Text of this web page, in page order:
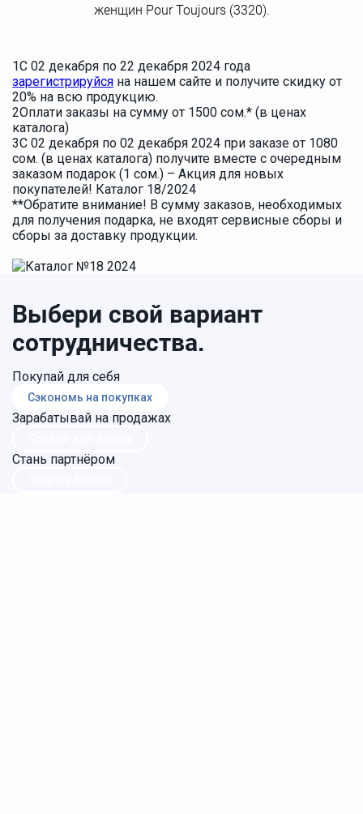
женщин Pour Toujours (3320).
1С 02 декабря по 22 декабря 2024 года
зарегистрируйся на нашем сайте и получите скидку от
20% на всю продукцию.
2Оплати заказы на сумму от 1500 сом.* (в ценах
каталога)
3С 02 декабря по 02 декабря 2024 при заказе от 1080
сом. (в ценах каталога) получите вместе с очередным
заказом подарок (1 сом.) – Акция для новых
покупателей! Каталог 18/2024
**Обратите внимание! В сумму заказов, необходимых
для получения подарка, не входят сервисные сборы и
сборы за доставку продукции.
Выбери свой вариант
сотрудничества.
Покупай для себя
Сэкономь на покупках
Зарабатывай на продажах
Стань партнёром